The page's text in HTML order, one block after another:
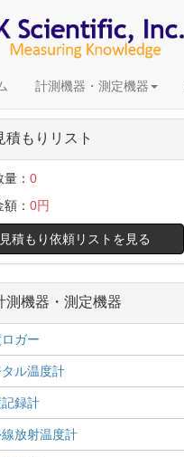
計測機器・測定機器
積もりリスト
： 0
： 0円
見積もり依頼リストを見る
測機器・測定機器
ガー
ル温度計
録計
放射温度計